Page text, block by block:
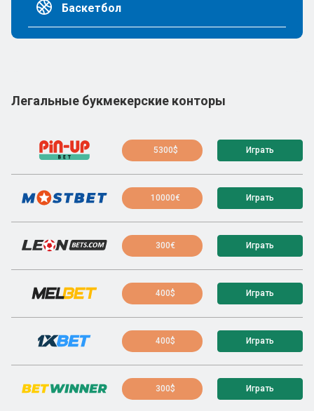
Баскетбол
Легальные букмекерские конторы
5300$ Играть
10000€ Играть
300€ Играть
400$ Играть
400$ Играть
300$ Играть